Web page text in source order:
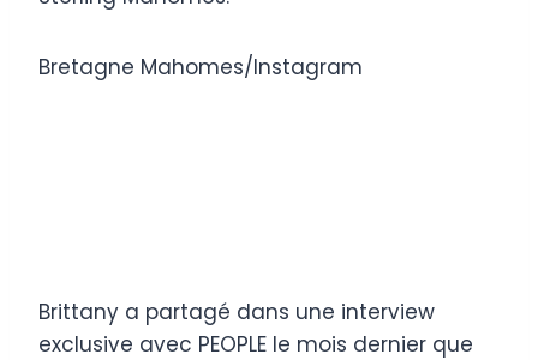
Bretagne Mahomes/Instagram
Brittany a partagé dans une interview
exclusive avec PEOPLE le mois dernier que